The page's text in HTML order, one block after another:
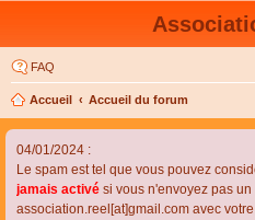
FAQ
Accueil Accueil du forum
04/01/2024 :
Le spam est tel que vous pouvez
jamais activé si vous n'envoyez pas un
association.reel[at]gmail.com avec votre